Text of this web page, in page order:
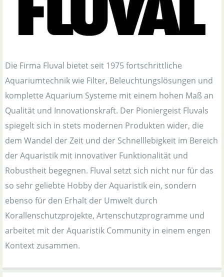
Die Firma Fluval bietet seit 1975 fortschrittliche
Aquariumtechnik wie Filter, Beleuchtungslösungen und
komplette Aquarium Systeme mit einem hohen Maß an
Qualität und Innovationskraft. Der Pioniergeist Fluvals
spiegelt sich in stets modernen Produkten wider, die
dem Wandel der Zeit und der Schnelllebigkeit im Bereich
der Aquaristik mit innovativer Funktionalität und
Robustheit begegnen. Fluval setzt sich nicht nur für das
so sehr geliebte Hobby der Aquaristik ein, sondern
ebenso für den Erhalt der Umwelt durch
Korallenschutzprojekte, Artenschutzprogramme und
arbeitet mit der Aquaristik Community in einem engen
Kontext zusammen.